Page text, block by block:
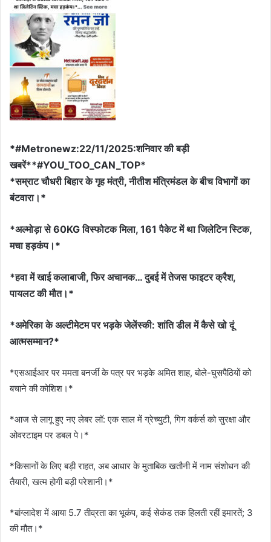
*#Metronewz:22/11/2025:शनिवार की बड़ी
खबरें**#YOU_TOO_CAN_TOP*
*सम्राट चौधरी बिहार के गृह मंत्री, नीतीश मंत्रिमंडल के बीच विभागों का
बंटवारा।*
*अल्मोड़ा से 60KG विस्फोटक मिला, 161 पैकेट में था जिलेटिन स्टिक,
मचा हड़कंप।*
*हवा में खाई कलाबाजी, फिर अचानक… दुबई में तेजस फाइटर क्रैश,
पायलट की मौत।*
*अमेरिका के अल्टीमेटम पर भड़के जेलेंस्की: शांति डील में कैसे खो दूं
आत्मसम्मान?*
*एसआईआर पर ममता बनर्जी के पत्र पर भड़के अमित शाह, बोले-घुसपैठियों को
बचाने की कोशिश।*
*आज से लागू हुए नए लेबर लॉ: एक साल में ग्रेच्युटी, गिग वर्कर्स को सुरक्षा और
ओवरटाइम पर डबल पे।*
*किसानों के लिए बड़ी राहत, अब आधार के मुताबिक खतौनी में नाम संशोधन की
तैयारी, खत्म होगी बड़ी परेशानी।*
*बांग्लादेश में आया 5.7 तीव्रता का भूकंप, कई सेकंड तक हिलती रहीं इमारतें; 3
की मौत।*